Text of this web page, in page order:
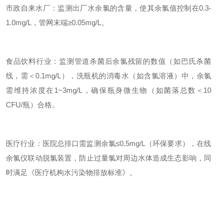
市政自来水厂：监测出厂水余氯的含量，使其余氯值控制在0.3-
1.0mg/L，管网末端≥0.05mg/L。
食品饮料行业：监测管道杀菌后余氯残留的数值（如巴氏杀菌
线，需＜0.1mg/L），洗瓶机的消毒水（如含氯溶液）中，余氯
需维持浓度在1~3mg/L，确保瓶身微生物（如菌落总数＜10
CFU/瓶）合格。
医疗行业：医院总排口需监测余氯≤0.5mg/L（环保要求），在线
余氯仪联动脱氯装置，防止过量氯对周边水体造成生态影响，同
时满足《医疗机构水污染物排放标准》。